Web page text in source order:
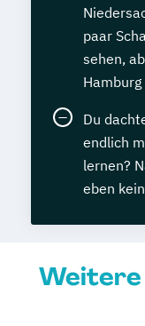
paar
sehen,
Hamburg
Du
endlich
lernen?
eben
Weitere